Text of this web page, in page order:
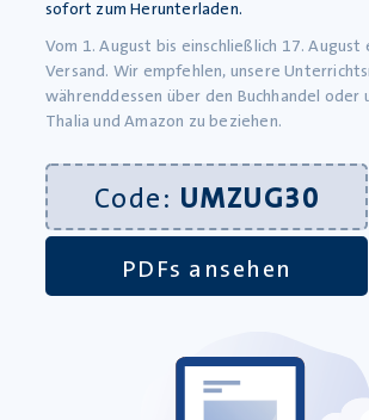
Mehr Raum für
Unterricht
Unsere Materialien finden Sie auch
diesen Plattformen:
sofort zum Herunterladen.
Vom 1. August bis einschließlich 17.
Versand. Wir empfehlen, unsere
währenddessen über den Buchhandel oder
Thalia und Amazon zu beziehen.
Code: UMZUG30
PDFs ansehen